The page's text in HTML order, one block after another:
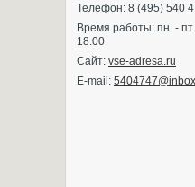
Телефон: 8 (495) 540
Время работы: пн. -
18.00
Сайт: vse-adresa.ru
E-mail: